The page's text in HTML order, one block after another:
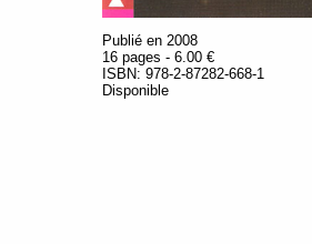
Publié en 2008
16 pages - 6.00 €
ISBN: 978-2-87282-668-1
Disponible